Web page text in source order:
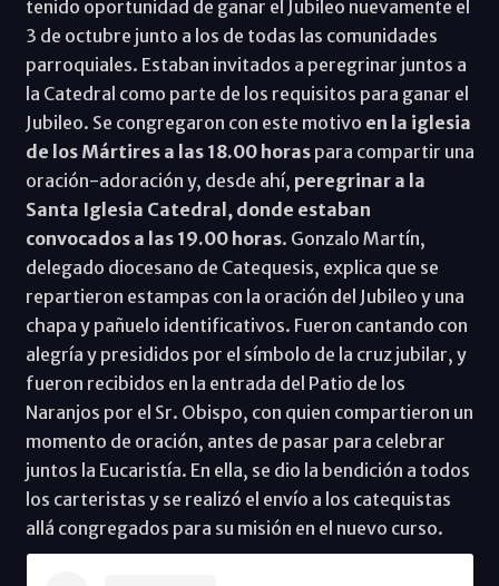
tenido oportunidad de ganar el Jubileo nuevamente el
3 de octubre junto a los de todas las comunidades
parroquiales. Estaban invitados a peregrinar juntos a
la Catedral como parte de los requisitos para ganar el
Jubileo. Se congregaron con este motivo en la iglesia
de los Mártires a las 18.00 horaspara compartir una
oración-adoración y, desde ahí, peregrinar a la
Santa Iglesia Catedral, donde estaban
convocados a las 19.00 horas. Gonzalo Martín,
delegado diocesano de Catequesis, explica que se
repartieron estampas con la oración del Jubileo y una
chapa y pañuelo identificativos. Fueron cantando con
alegría y presididos por el símbolo de la cruz jubilar, y
fueron recibidos en la entrada del Patio de los
Naranjos por el Sr. Obispo, con quien compartieron un
momento de oración, antes de pasar para celebrar
juntos la Eucaristía. En ella, se dio la bendición a todos
los carteristas y se realizó el envío a los catequistas
allá congregados para su misión en el nuevo curso.